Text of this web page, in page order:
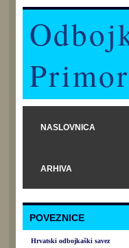
NASLOVNICA
ARHIVA
POVEZNICE
Hrvatski odbojkaški savez